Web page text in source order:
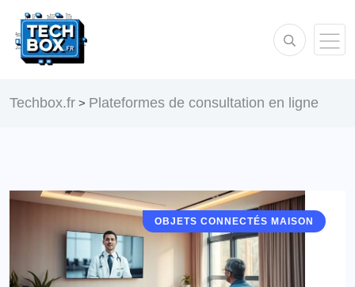
Techbox.fr > Plateformes de consultation en ligne
OBJETS CONNECTÉS MAISON